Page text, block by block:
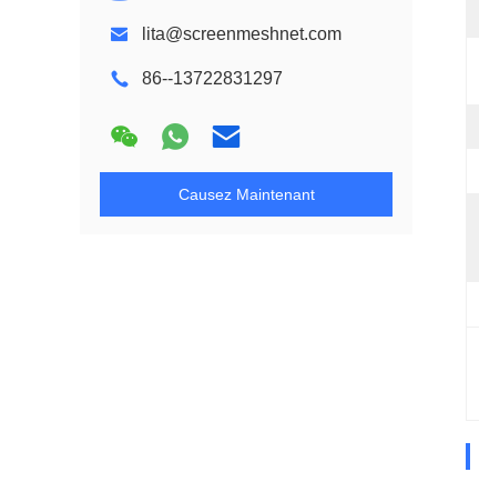
lita@screenmeshnet.com
86--13722831297
Causez Maintenant